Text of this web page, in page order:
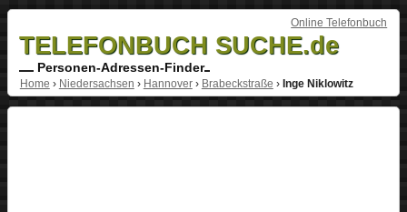
Online Telefonbuch
TELEFONBUCH SUCHE.de
Personen-Adressen-Finder
Home › Niedersachsen › Hannover› Brabeckstraße › Inge Niklowitz